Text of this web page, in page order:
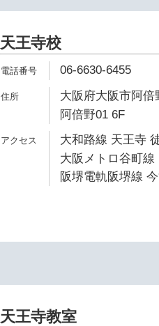
天王寺校
06-6630-6455
大阪府大阪市阿
阿倍野01 6F
大和路線 天王寺
大阪メトロ谷町
阪堺電軌阪堺線
天王寺教室